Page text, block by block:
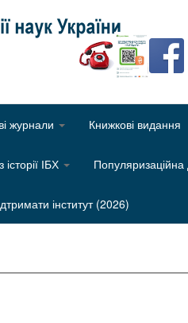
Оберіть свою мову
журнали Книжкові видання
історії ІБХ Популяризаційна
інститут (2026)